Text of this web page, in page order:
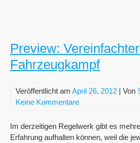
Preview: Vereinfachter
Fahrzeugkampf
Veröffentlicht am April 26, 2012 | Von
Keine Kommentare
Im derzeitigen Regelwerk gibt es
Erfahrung aufhalten können, weil die